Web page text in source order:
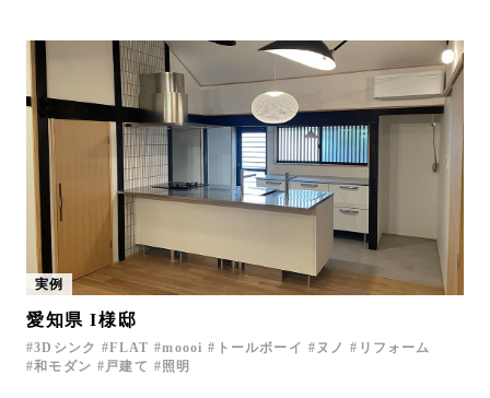
実例
愛知県 I様邸
3Dシンク FLAT moooi トールボーイ ヌノ
リフォーム
和モダン
戸建て 照明